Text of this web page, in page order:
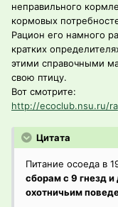
неправильного
кормовых
Рацион его намного
кратких
этими справочными
свою птицу.
Вот смотрите:
http://ecoclub.nsu.ru/
Цитата
Питание осоеда в
сборам с 9 гнезд
охотничьим